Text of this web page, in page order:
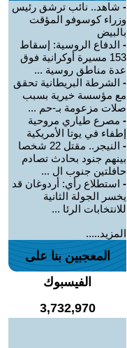
- شاهد.. نائب ترشق رئيس
وزراء كوسوفو المؤقت
بالبيض
- الدفاع الروسية: إسقاط
153 مسيرة أوكرانية فوق
عدة مناطق روسية ...
- الشرطة البريطانية تحقق
مع مؤسسة خيرية بسبب
صلات مزعومة بـ-حم ...
- مصرع طياري مروحية
إطفاء في يوتا الأمريكية
-
النيجر.. مقتل 22 شخصا
بينهم جنود بحادث تصادم
حافلتين جنوب ال ...
- استطلاع رأي: أردوغان قد
يخسر الجولة الثانية
للانتخابات الرئا ...
المزيد.....
المعجبين بنا على
الفيسبوك
3,732,970